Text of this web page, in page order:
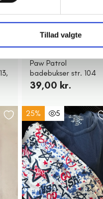
Tillad valgte
Holstebro
Paw Patrol
badebukser str. 104
39,00 kr.
25% 5